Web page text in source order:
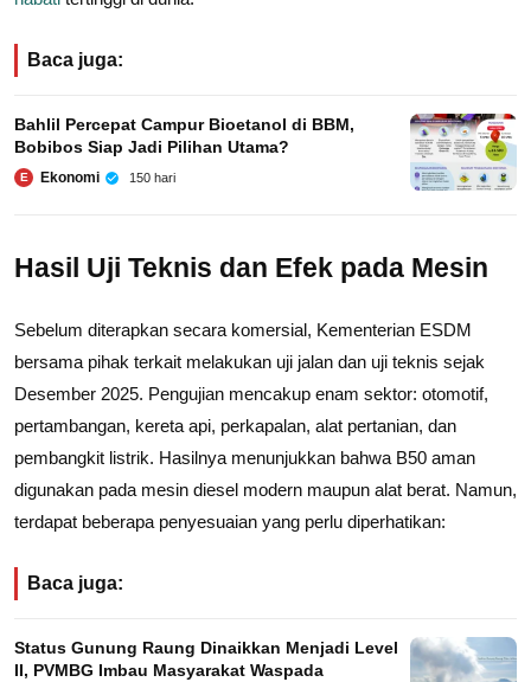
Baca juga:
Bahlil Percepat Campur Bioetanol di BBM,
Bobibos Siap Jadi Pilihan Utama?
E Ekonomi 150 hari
Hasil Uji Teknis dan Efek pada Mesin
Sebelum diterapkan secara komersial, Kementerian ESDM
bersama pihak terkait melakukan uji jalan dan uji teknis sejak
Desember 2025. Pengujian mencakup enam sektor: otomotif,
pertambangan, kereta api, perkapalan, alat pertanian, dan
pembangkit listrik. Hasilnya menunjukkan bahwa B50 aman
digunakan pada mesin diesel modern maupun alat berat. Namun,
terdapat beberapa penyesuaian yang perlu diperhatikan:
Baca juga:
Status Gunung Raung Dinaikkan Menjadi Level
II, PVMBG Imbau Masyarakat Waspada